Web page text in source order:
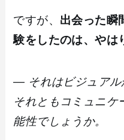
ですが、 出会った瞬
験をしたのは、やは
― それはビジュアル
それともコミュニケ
能性でしょうか。